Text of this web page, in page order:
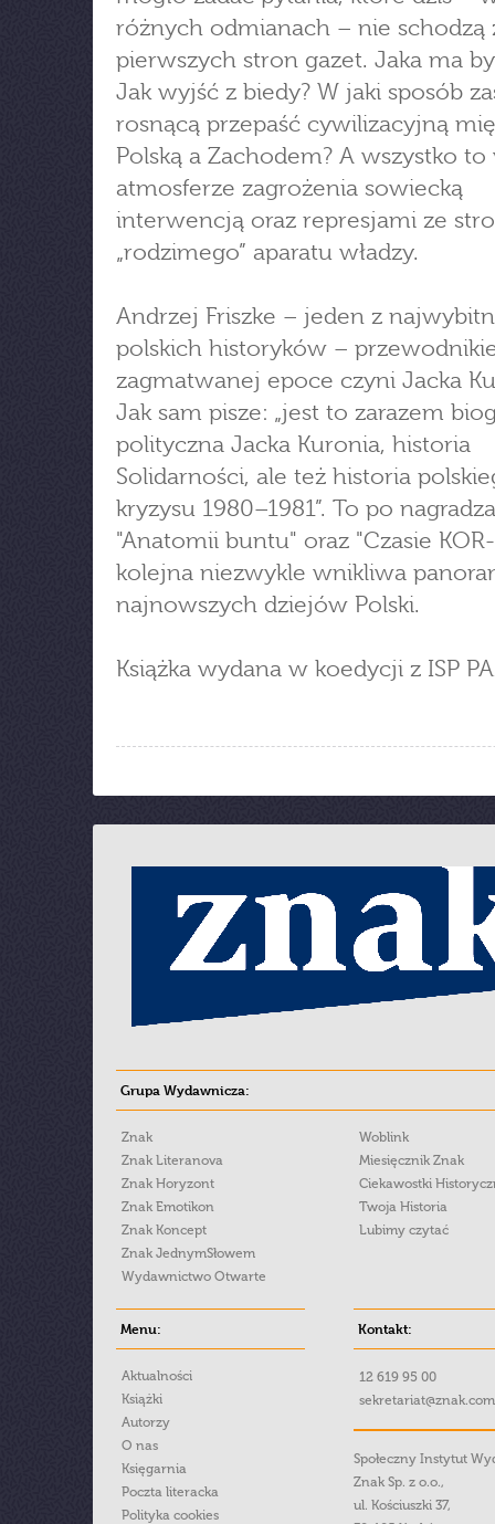
różnych odmianach – nie schodzą
pierwszych stron gazet. Jaka ma
Jak wyjść z biedy? W jaki sposób
rosnącą przepaść cywilizacyjną
Polską a Zachodem? A wszystko to
atmosferze zagrożenia sowiecką
interwencją oraz represjami ze
„rodzimego” aparatu władzy.
Andrzej Friszke – jeden z
polskich historyków –
zagmatwanej epoce czyni Jacka
Jak sam pisze: „jest to zarazem
polityczna Jacka Kuronia, historia
Solidarności, ale też historia
kryzysu 1980–1981”. To po
"Anatomii buntu" oraz "Czasie
kolejna niezwykle wnikliwa
najnowszych dziejów Polski.
Książka wydana w koedycji z ISP
Grupa Wydawnicza:
Znak
Znak Literanova
Znak Horyzont
Znak Emotikon
Znak Koncept
Znak JednymSłowem
Wydawnictwo Otwarte
Woblink
Miesięcznik Znak
Ciekawostki
Twoja Historia
Lubimy czytać
Menu:
Aktualności
Książki
Autorzy
O nas
Księgarnia
Poczta literacka
Polityka cookies
Kontakt:
12 619 95 00
Społeczny Instytut
Znak Sp. z o.o.,
ul. Kościuszki 37,